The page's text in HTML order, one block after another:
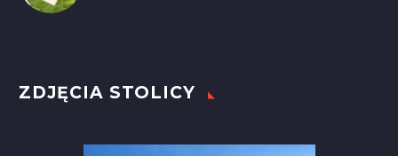
ZDJĘCIA STOLICY